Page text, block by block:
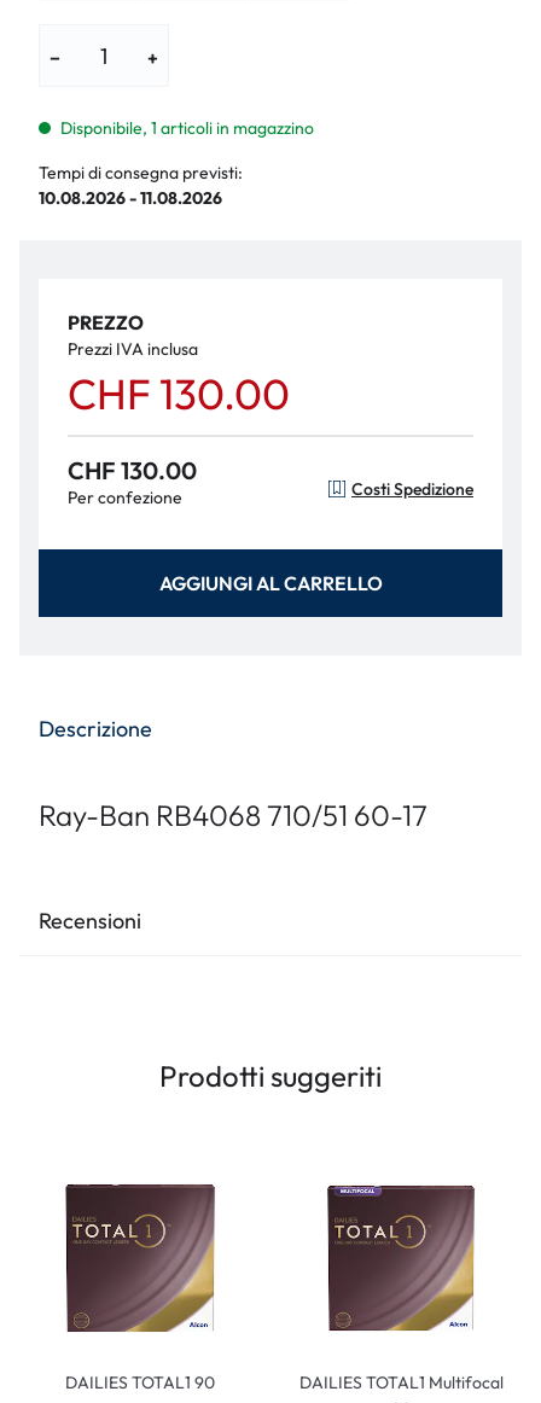
− +
Disponibile, 1 articoli in magazzino
Tempi di consegna previsti:
10.08.2026 - 11.08.2026
PREZZO
Prezzi IVA inclusa
CHF 130.00
CHF 130.00
Per confezione Costi Spedizione
AGGIUNGI AL CARRELLO
Descrizione
Ray-Ban RB4068 710/51 60-17
Recensioni
Prodotti suggeriti
DAILIES TOTAL1 90
DAILIES TOTAL1 Multifocal